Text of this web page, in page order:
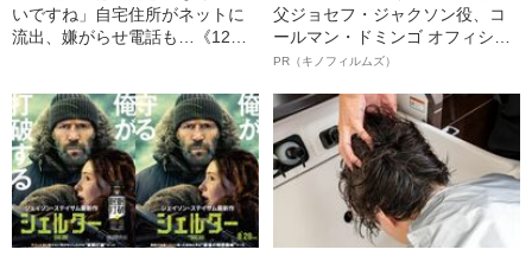
いですね」自宅住所がネットに
流出、嫌がらせ電話も…《12人
への暴力」
父ジョセフ・ジャクソン役、コ
ールマン・ドミンゴ オフィシャ
ルインタビュー“観客を魅了した
語る”《日本興収70億円突破》
PR（キノフィルムズ）